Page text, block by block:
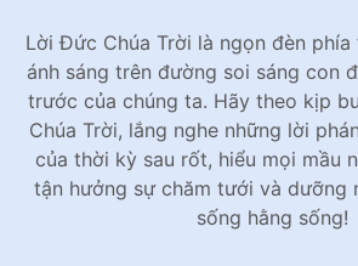
Lời Đức Chúa Trời là ngọn đèn
ánh sáng trên đường soi sáng con
trước của chúng ta. Hãy theo kịp
Chúa Trời, lắng nghe những lời
của thời kỳ sau rốt, hiểu mọi mầu
tận hưởng sự chăm tưới và dưỡng
sống hằng sống!